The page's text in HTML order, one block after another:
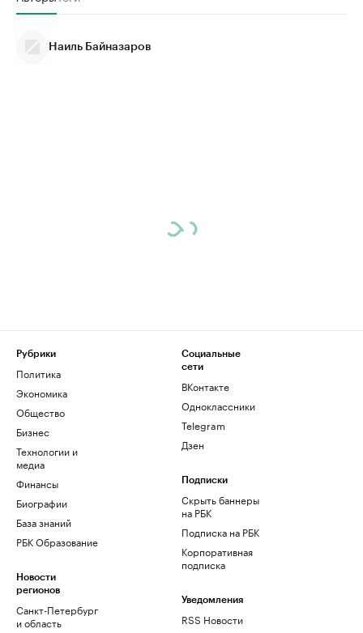
Наиль Байназаров
Рубрики
Политика
Экономика
Общество
Бизнес
Технологии и
медиа
Финансы
Биографии
База знаний
РБК Образование
Новости
регионов
Санкт-Петербург
и область
Социальные
сети
ВКонтакте
Одноклассники
Telegram
Дзен
Подписки
Скрыть баннеры
на РБК
Подписка на РБК
Корпоративная
подписка
Уведомления
RSS Новости